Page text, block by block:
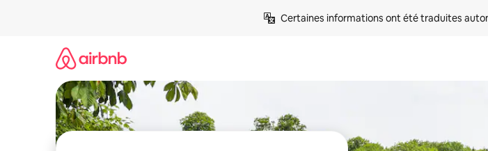
Certaines informations ont été traduites